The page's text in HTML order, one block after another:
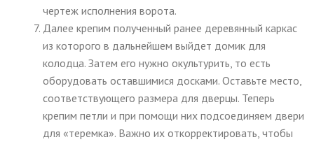
чертеж исполнения ворота.
Далее крепим полученный ранее деревянный каркас
из которого в дальнейшем выйдет домик для
колодца. Затем его нужно окультурить, то есть
оборудовать оставшимися досками. Оставьте место,
соответствующего размера для дверцы. Теперь
крепим петли и при помощи них подсоединяем двери
для «теремка». Важно их откорректировать, чтобы